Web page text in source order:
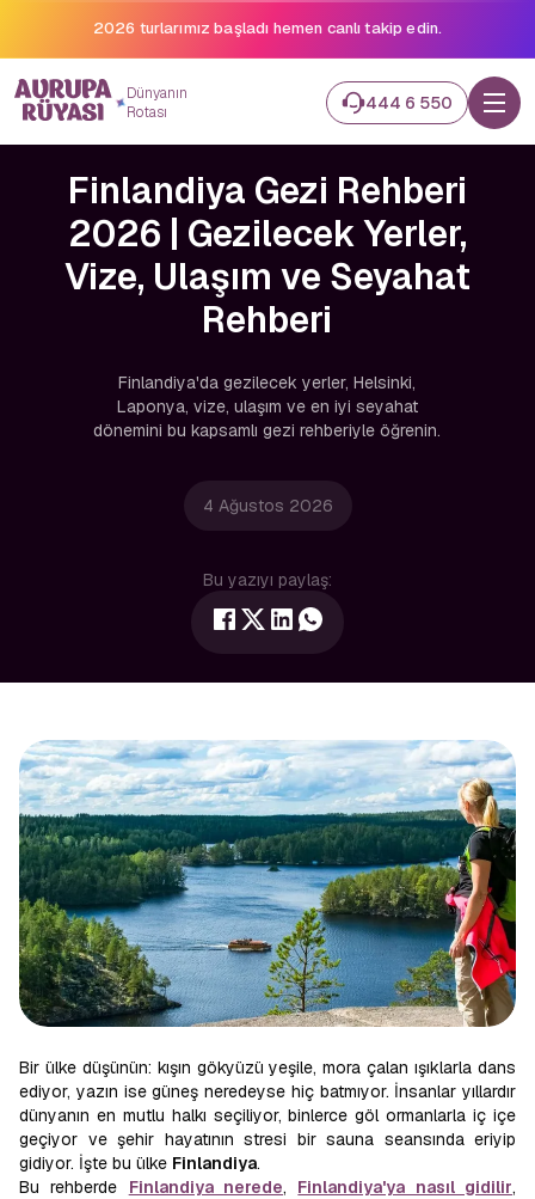
2026 turlarımız başladı hemen canlı takip edin.
Dünyanın
Rotası
444 6 550
Finlandiya Gezi Rehberi
2026 | Gezilecek Yerler,
Vize, Ulaşım ve Seyahat
Rehberi
Finlandiya'da gezilecek yerler, Helsinki,
Laponya, vize, ulaşım ve en iyi seyahat
dönemini bu kapsamlı gezi rehberiyle öğrenin.
4 Ağustos 2026
Bu yazıyı paylaş:
Bir ülke düşünün: kışın gökyüzü yeşile, mora çalan ışıklarla dans
ediyor, yazın ise güneş neredeyse hiç batmıyor. İnsanlar yıllardır
dünyanın en mutlu halkı seçiliyor, binlerce göl ormanlarla iç içe
geçiyor ve şehir hayatının stresi bir sauna seansında eriyip
gidiyor. İşte bu ülke Finlandiya.
Bu rehberde Finlandiya nerede, Finlandiya'ya nasıl gidilir,